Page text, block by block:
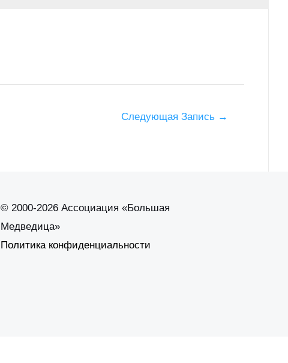
Следующая Запись →
© 2000-2026 Ассоциация «Большая
Медведица»
Политика конфиденциальности